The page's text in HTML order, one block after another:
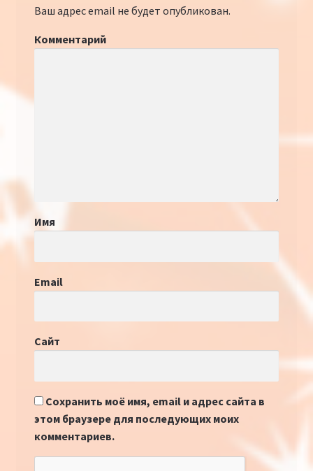
Ваш адрес email не будет опубликован.
Комментарий
Имя
Email
Сайт
Сохранить моё имя, email и адрес сайта в
этом браузере для последующих моих
комментариев.